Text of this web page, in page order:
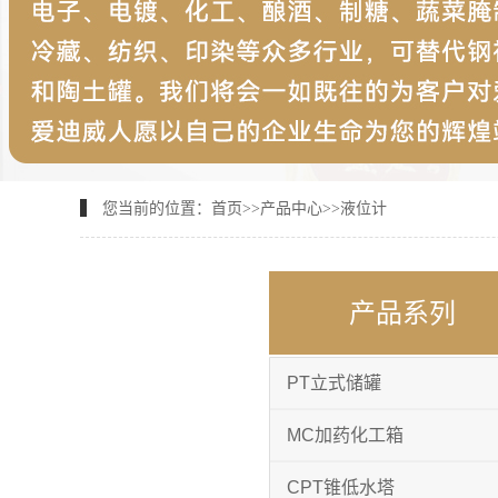
您当前的位置： 首页>>产品中心>>液位计
产品系列
PT立式储罐
MC加药化工箱
CPT锥低水塔